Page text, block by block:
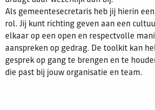
Als gemeentesecretaris heb jij hierin
rol. Jij kunt richting geven aan een
elkaar op een open en respectvolle
aanspreken op gedrag. De toolkit kan
gesprek op gang te brengen en te
die past bij jouw organisatie en team.